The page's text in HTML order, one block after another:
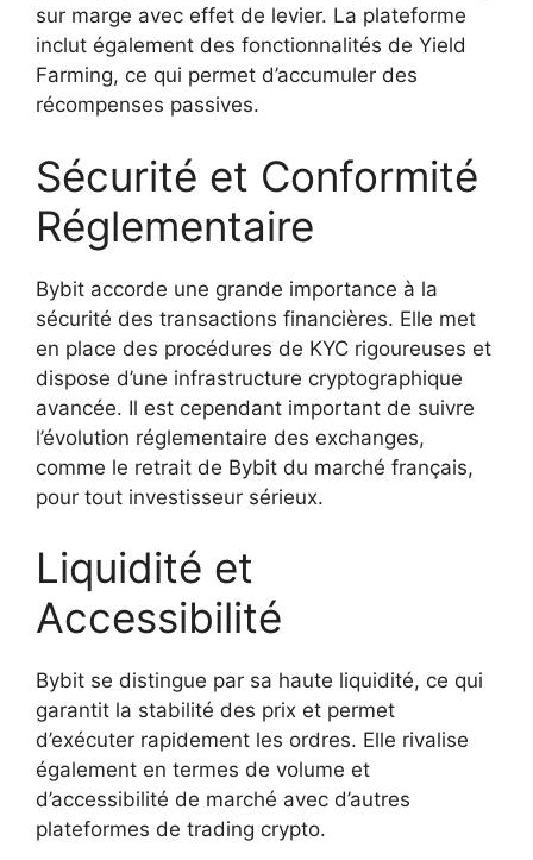
sur marge avec effet de levier. La plateforme
inclut également des fonctionnalités de Yield
Farming, ce qui permet d’accumuler des
récompenses passives.
Sécurité et Conformité
Réglementaire
Bybit accorde une grande importance à la
sécurité des transactions financières. Elle met
en place des procédures de KYC rigoureuses et
dispose d’une infrastructure cryptographique
avancée. Il est cependant important de suivre
l’évolution réglementaire des exchanges,
comme le retrait de Bybit du marché français,
pour tout investisseur sérieux.
Liquidité et
Accessibilité
Bybit se distingue par sa haute liquidité, ce qui
garantit la stabilité des prix et permet
d’exécuter rapidement les ordres. Elle rivalise
également en termes de volume et
d’accessibilité de marché avec d’autres
plateformes de trading crypto.